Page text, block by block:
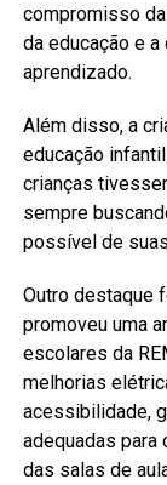
compromisso
da educação e
aprendizado.
Além disso, a
educação
crianças
sempre
possível de
Outro destaque
promoveu uma
escolares da
melhorias
acessibilidade,
adequadas para
das salas de